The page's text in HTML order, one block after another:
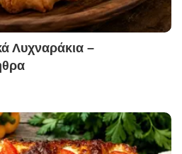
Λυχναράκια –